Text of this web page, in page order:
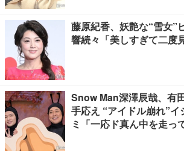
藤原紀香、妖艶な“雪女”
響続々「美しすぎて二度
Snow Man深澤辰哉、有
手応え “アイドル崩れ”イ
ミ「一応ド真ん中を走っ